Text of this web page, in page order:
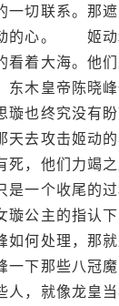
一切联系。那
的心。 姬动
看着大海。他
东木皇帝陈晓
璇也终究没有
去攻击姬动的
死，他们力竭
是一个收尾的过
璇公主的指认
如何处理，那
一下那些八冠
人，就像龙皇